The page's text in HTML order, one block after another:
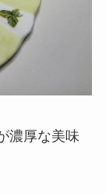
濃厚な美味